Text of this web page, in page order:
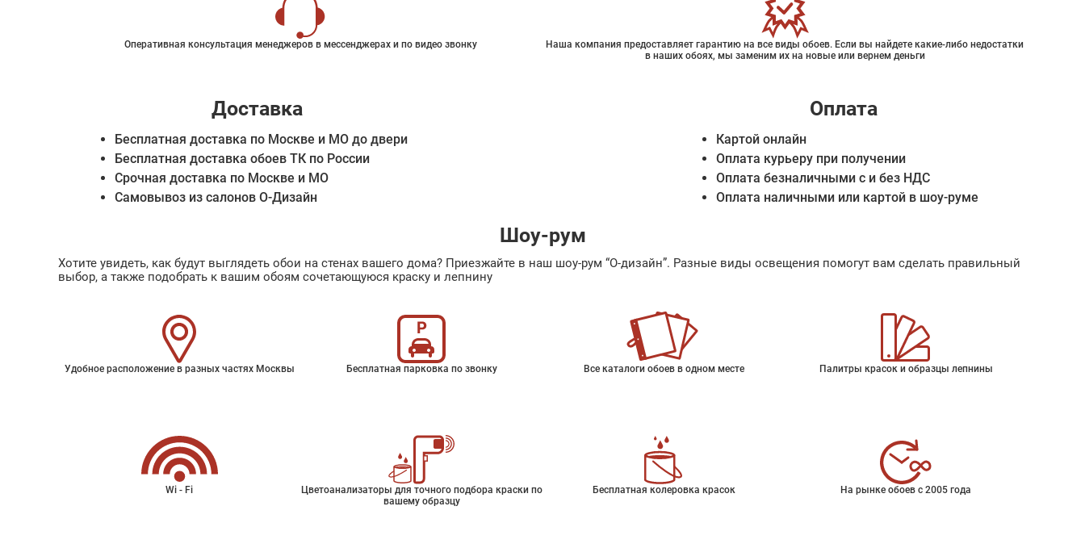
Оперативная консультация менеджеров в мессенджерах и по видео звонку
Наша компания предоставляет гарантию на все виды обоев. Если вы найдете какие-либо недостатки
в наших обоях, мы заменим их на новые или вернем деньги
Доставка
Бесплатная доставка по Москве и МО до двери
Бесплатная доставка обоев ТК по России
Срочная доставка по Москве и МО
Самовывоз из салонов О-Дизайн
Оплата
Картой онлайн
Оплата курьеру при получении
Оплата безналичными с и без НДС
Оплата наличными или картой в шоу-руме
Шоу-рум
Хотите увидеть, как будут выглядеть обои на стенах вашего дома? Приезжайте в наш шоу-рум “О-дизайн”. Разные виды освещения помогут вам сделать правильный
выбор, а также подобрать к вашим обоям сочетающуюся краску и лепнину
Удобное расположение в разных частях Москвы Бесплатная парковка по звонку Все каталоги обоев в одном месте Палитры красок и образцы лепнины
Wi - Fi
Цветоанализаторы для точного подбора краски по
вашему образцу
Бесплатная колеровка красок На рынке обоев с 2005 года